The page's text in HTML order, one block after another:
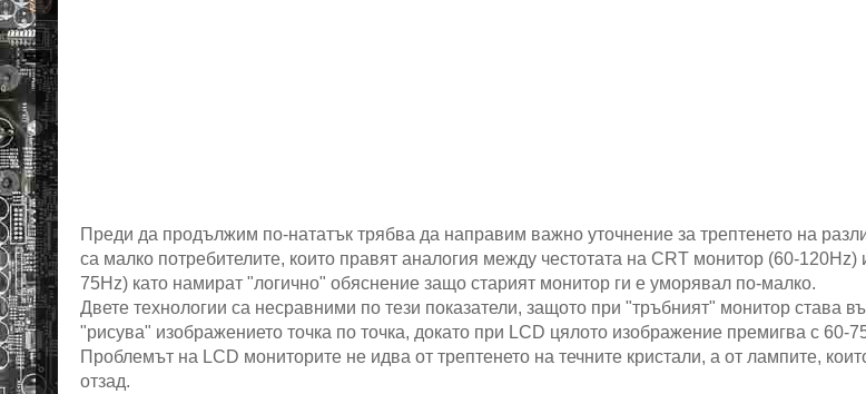
Преди да продължим по-нататък трябва да направим важно уточнение за трептенето на
са малко потребителите, които правят аналогия между честотата на CRT монитор (60-
75Hz) като намират "логично" обяснение защо старият монитор ги е уморявал по-малко.
Двете технологии са несравними по тези показатели, защото при "тръбният" монитор става
"рисува" изображението точка по точка, докато при LCD цялото изображение премигва с 60-
Проблемът на LCD мониторите не идва от трептенето на течните кристали, а от лампите,
отзад.